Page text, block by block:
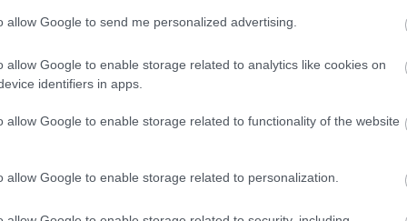
allow Google to send me personalized advertising.
allow Google to enable storage related to analytics like cookies on
identifiers in apps.
allow Google to enable storage related to functionality of the website
allow Google to enable storage related to personalization.
TOVÁBB
Szólj hozzá!